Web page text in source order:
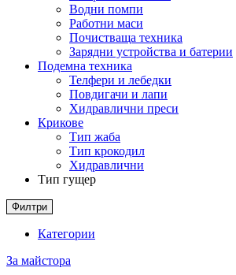
Водни помпи
Работни маси
Почистваща техника
Зарядни устройства и батерии
Подемна техника
Телфери и лебедки
Повдигачи и лапи
Хидравлични преси
Крикове
Тип жаба
Тип крокодил
Хидравлични
Тип гущер
Филтри
Категории
За майстора